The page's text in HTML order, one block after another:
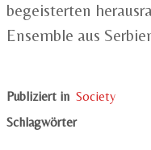
begeisterten
Ensemble aus
Publiziert in Society
Schlagwörter